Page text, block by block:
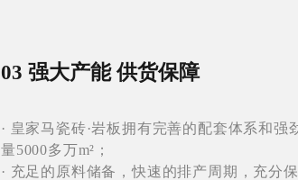
03 强大产能 供货保障
· 皇家马瓷砖·岩板拥有完善的配套体系和强
量5000多万m²；
· 充足的原料储备，快速的排产周期，充分